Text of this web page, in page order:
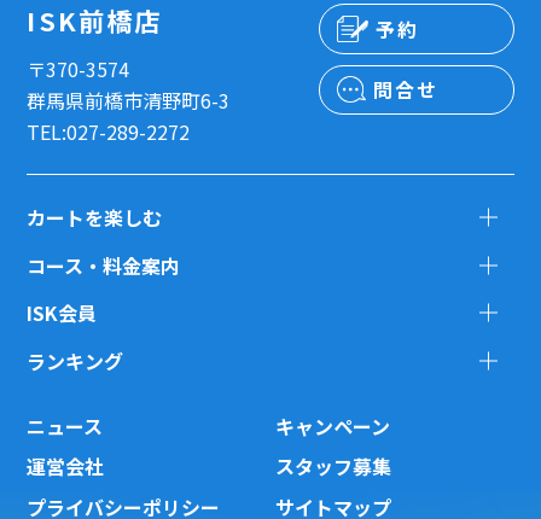
ISK前橋店
〒370-3574
群馬県前橋市清野町6-3
TEL:027-289-2272
予約
問合せ
カートを楽しむ
コース・料金案内
ISK会員
ランキング
ニュース
キャンペーン
運営会社
スタッフ募集
プライバシーポリシー
サイトマップ